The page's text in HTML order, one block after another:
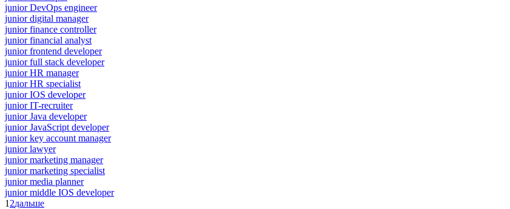
junior DevOps engineer
junior digital manager
junior finance controller
junior financial analyst
junior frontend developer
junior full stack developer
junior HR manager
junior HR specialist
junior IOS developer
junior IT-recruiter
junior Java developer
junior JavaScript developer
junior key account manager
junior lawyer
junior marketing manager
junior marketing specialist
junior media planner
junior middle IOS developer
1 2дальше